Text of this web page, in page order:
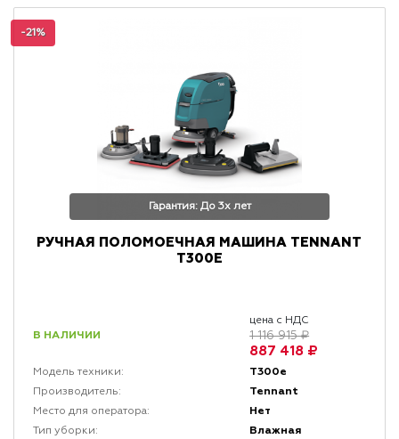
-21%
Гарантия: До 3х лет
РУЧНАЯ ПОЛОМОЕЧНАЯ МАШИНА TENNANT
T300E
В НАЛИЧИИ
цена с НДС
1 116 915 ₽
887 418 ₽
Модель техники: T300e
Производитель: Tennant
Место для оператора: Нет
Тип уборки: Влажная